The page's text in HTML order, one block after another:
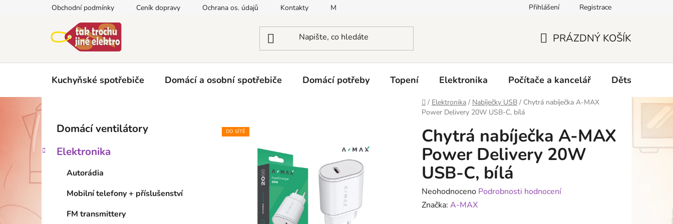
Obchodní podmínky Ceník dopravy Ochrana os. údajů Kontakty Moje objednávka Přihlášení Registrace
KOŠÍK
PRÁZDNÝ KOŠÍK
Kuchyňské spotřebiče Domácí a osobní spotřebiče Domácí potřeby Topení Elektronika Počítače a kancelář Dětské zboží
Domů
/ Elektronika / Nabíječky USB / Chytrá nabíječka A-MAX
Power Delivery 20W USB-C, bílá
s
r
a
n
Přeskočit
kategorie
e
o
r
Domácí ventilátory
Elektronika
Autorádia
Mobilní telefony + příslušenství
FM transmittery
Chytrá nabíječka A-MAX
Power Delivery 20W
USB-C, bílá
Průměrné
hodnocení
Neohodnoceno Podrobnosti hodnocení
Značka: A-MAX
DO SÍTĚ